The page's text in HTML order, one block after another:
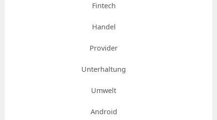
Fintech
Handel
Provider
Unterhaltung
Umwelt
Android